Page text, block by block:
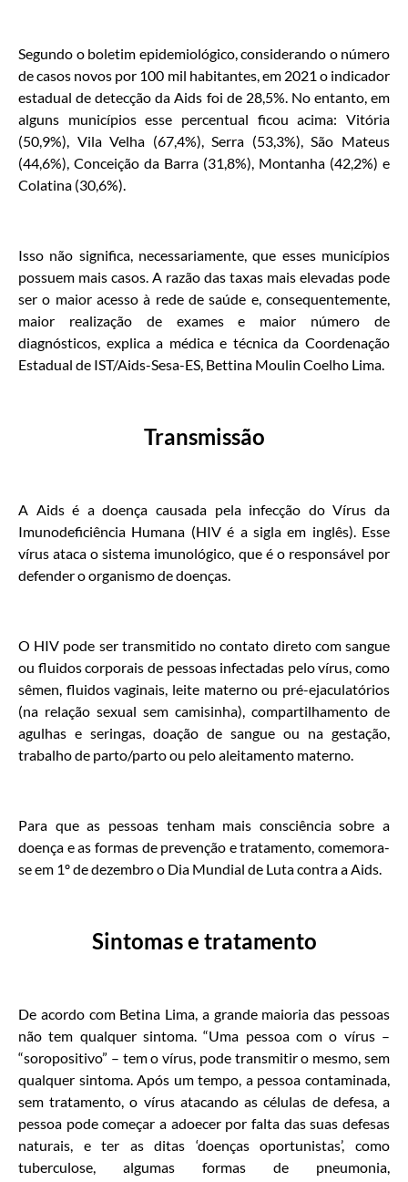
Segundo o boletim epidemiológico, considerando o número
de casos novos por 100 mil habitantes, em 2021 o indicador
estadual de detecção da Aids foi de 28,5%. No entanto, em
alguns municípios esse percentual ficou acima: Vitória
(50,9%), Vila Velha (67,4%), Serra (53,3%), São Mateus
(44,6%), Conceição da Barra (31,8%), Montanha (42,2%) e
Colatina (30,6%).
Isso não significa, necessariamente, que esses municípios
possuem mais casos. A razão das taxas mais elevadas pode
ser o maior acesso à rede de saúde e, consequentemente,
maior realização de exames e maior número de
diagnósticos, explica a médica e técnica da Coordenação
Estadual de IST/Aids-Sesa-ES, Bettina Moulin Coelho Lima.
Transmissão
A Aids é a doença causada pela infecção do Vírus da
Imunodeficiência Humana (HIV é a sigla em inglês). Esse
vírus ataca o sistema imunológico, que é o responsável por
defender o organismo de doenças.
O HIV pode ser transmitido no contato direto com sangue
ou fluidos corporais de pessoas infectadas pelo vírus, como
sêmen, fluidos vaginais, leite materno ou pré-ejaculatórios
(na relação sexual sem camisinha), compartilhamento de
agulhas e seringas, doação de sangue ou na gestação,
trabalho de parto/parto ou pelo aleitamento materno.
Para que as pessoas tenham mais consciência sobre a
doença e as formas de prevenção e tratamento, comemora-
se em 1º de dezembro o Dia Mundial de Luta contra a Aids.
Sintomas e tratamento
De acordo com Betina Lima, a grande maioria das pessoas
não tem qualquer sintoma. “Uma pessoa com o vírus –
“soropositivo” – tem o vírus, pode transmitir o mesmo, sem
qualquer sintoma. Após um tempo, a pessoa contaminada,
sem tratamento, o vírus atacando as células de defesa, a
pessoa pode começar a adoecer por falta das suas defesas
naturais, e ter as ditas ‘doenças oportunistas’, como
tuberculose, algumas formas de pneumonia,